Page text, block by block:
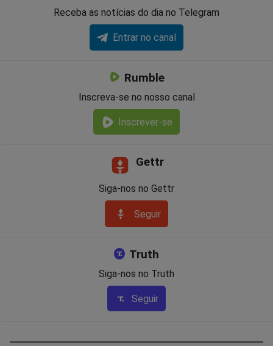
Receba as notícias do dia no Telegram
Entrar no canal
Rumble
Inscreva-se no nosso canal
Inscrever-se
Gettr
Siga-nos no Gettr
Seguir
Truth
Siga-nos no Truth
Seguir